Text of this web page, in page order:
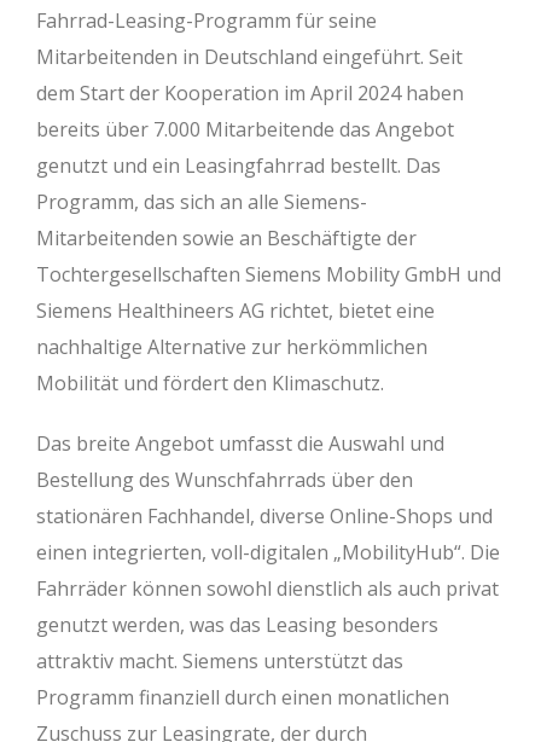
Fahrrad-Leasing-Programm für seine
Mitarbeitenden in Deutschland eingeführt. Seit
dem Start der Kooperation im April 2024 haben
bereits über 7.000 Mitarbeitende das Angebot
genutzt und ein Leasingfahrrad bestellt. Das
Programm, das sich an alle Siemens-
Mitarbeitenden sowie an Beschäftigte der
Tochtergesellschaften Siemens Mobility GmbH und
Siemens Healthineers AG richtet, bietet eine
nachhaltige Alternative zur herkömmlichen
Mobilität und fördert den Klimaschutz.
Das breite Angebot umfasst die Auswahl und
Bestellung des Wunschfahrrads über den
stationären Fachhandel, diverse Online-Shops und
einen integrierten, voll-digitalen „MobilityHub“. Die
Fahrräder können sowohl dienstlich als auch privat
genutzt werden, was das Leasing besonders
attraktiv macht. Siemens unterstützt das
Programm finanziell durch einen monatlichen
Zuschuss zur Leasingrate, der durch